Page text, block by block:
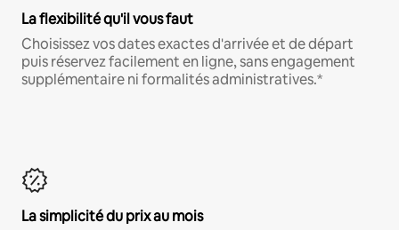
La flexibilité qu'il vous faut
Choisissez vos dates exactes d'arrivée et de départ
puis réservez facilement en ligne, sans engagement
supplémentaire ni formalités administratives.*
La simplicité du prix au mois